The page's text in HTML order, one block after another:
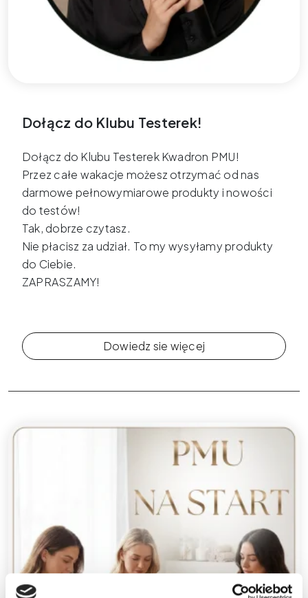
Dołącz do Klubu Testerek!
Dołącz do Klubu Testerek Kwadron PMU!
Przez całe wakacje możesz otrzymać od nas
darmowe pełnowymiarowe produkty i nowości
do testów!
Tak, dobrze czytasz.
Nie płacisz za udział. To my wysyłamy produkty
do Ciebie.
ZAPRASZAMY!
Dowiedz sie więcej